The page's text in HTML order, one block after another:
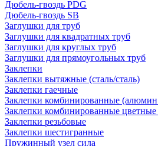
Дюбель-гвоздь PDG
Дюбель-гвоздь SB
Заглушки для труб
Заглушки для квадратных труб
Заглушки для круглых труб
Заглушки для прямоугольных труб
Заклепки
Заклепки вытяжные (сталь/сталь)
Заклепки гаечные
Заклепки комбинированные
Заклепки комбинированные
Заклепки резьбовые
Заклепки шестигранные
Пружинный узел сила